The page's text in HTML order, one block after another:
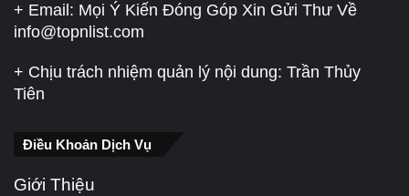
+ Email: Mọi Ý Kiến Đóng Góp Xin Gửi Thư Về
info@topnlist.com
+ Chịu trách nhiệm quản lý nội dung: Trần Thủy
Tiên
Điều Khoản Dịch Vụ
Giới Thiệu